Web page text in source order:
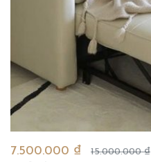
7.500.000 ₫ 15.000.000 ₫